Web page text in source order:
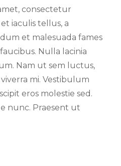
consectetur
iaculis tellus, a
et malesuada fames
Nulla lacinia
Nam ut sem luctus,
mi. Vestibulum
eros molestie sed.
nunc. Praesent ut